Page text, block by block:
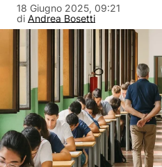
di Andrea Bosetti
18 Giugno 2025, 09:21